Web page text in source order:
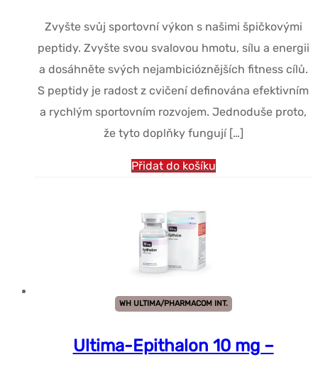
Zvyšte svůj sportovní výkon s našimi špičkovými
peptidy. Zvyšte svou svalovou hmotu, sílu a energii
a dosáhněte svých nejambicióznějších fitness cílů.
S peptidy je radost z cvičení definována efektivním
a rychlým sportovním rozvojem. Jednoduše proto,
že tyto doplňky fungují […]
Přidat do košíku
WH ULTIMA/PHARMACOM INT.
Ultima-Epithalon 10 mg –